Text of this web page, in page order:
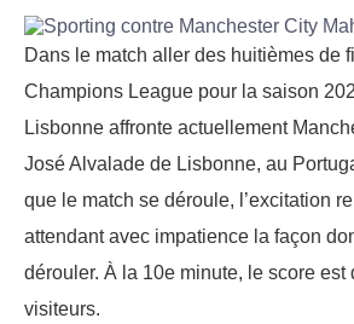
Dans le match aller des huitièmes de
Champions League pour la saison
Lisbonne affronte actuellement
José Alvalade de Lisbonne, au
que le match se déroule, l’excitation
attendant avec impatience la façon
dérouler. À la 10e minute, le score est
visiteurs.